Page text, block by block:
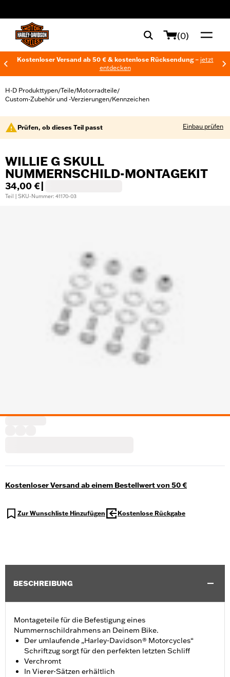
(0)
Kostenloser Versand ab 50 € & kostenlose Rücksendung – jetzt
entdecken
H-D Produkttypen/Teile/Motorradteile/
Custom-Zubehör und -Verzierungen/Kennzeichen
Prüfen, ob dieses Teil passt Einbau prüfen
WILLIE G SKULL
NUMMERNSCHILD-MONTAGEKIT
34,00 €
Teil | SKU-Nummer: 41170-03
Kostenloser Versand ab einem Bestellwert von 50 €
Zur Wunschliste Hinzufügen Kostenlose Rückgabe
BESCHREIBUNG
Montageteile für die Befestigung eines
Nummernschildrahmens an Deinem Bike.
Der umlaufende „Harley-Davidson® Motorcycles“
Schriftzug sorgt für den perfekten letzten Schliff
Verchromt
In Vierer-Sätzen erhältlich